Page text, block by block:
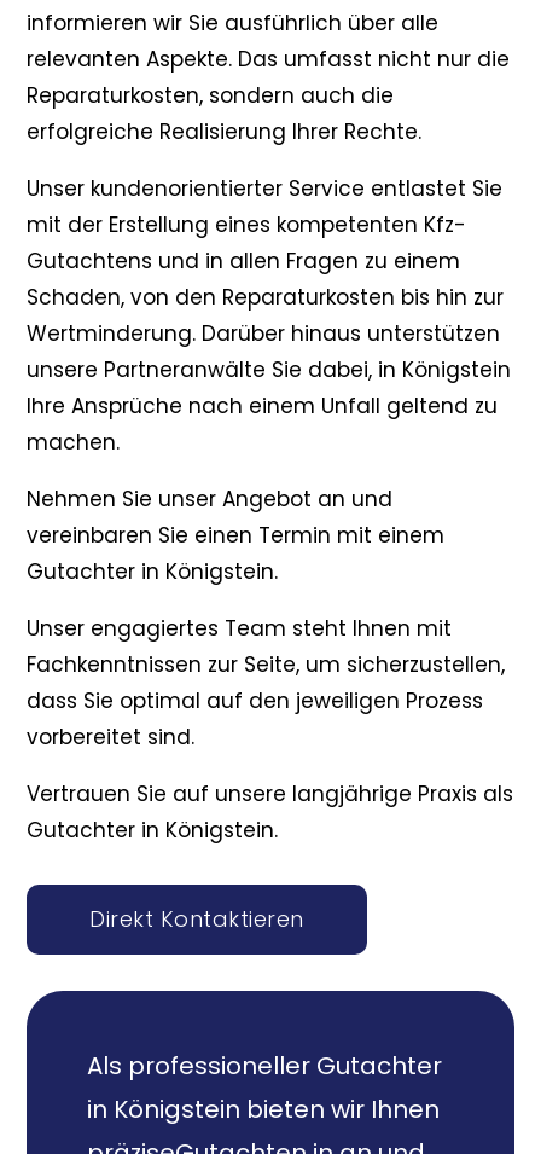
informieren wir Sie ausführlich über alle
relevanten Aspekte. Das umfasst nicht nur die
Reparaturkosten, sondern auch die
erfolgreiche Realisierung Ihrer Rechte.
Unser kundenorientierter Service entlastet Sie
mit der Erstellung eines kompetenten Kfz-
Gutachtens und in allen Fragen zu einem
Schaden, von den Reparaturkosten bis hin zur
Wertminderung. Darüber hinaus unterstützen
unsere Partneranwälte Sie dabei, in Königstein
Ihre Ansprüche nach einem Unfall geltend zu
machen.
Nehmen Sie unser Angebot an und
vereinbaren Sie einen Termin mit einem
Gutachter in Königstein.
Unser engagiertes Team steht Ihnen mit
Fachkenntnissen zur Seite, um sicherzustellen,
dass Sie optimal auf den jeweiligen Prozess
vorbereitet sind.
Vertrauen Sie auf unsere langjährige Praxis als
Gutachter in Königstein.
Direkt Kontaktieren
Als professioneller Gutachter
in Königstein bieten wir Ihnen